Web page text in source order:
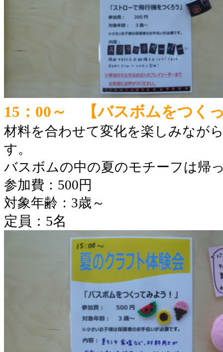
15：00～ 【バスボムをつく
材料を合わせて変化を楽しみなが
す。
バスボムの中の夏のモチーフは帰
参加費：500円
対象年齢：3歳～
定員：5名